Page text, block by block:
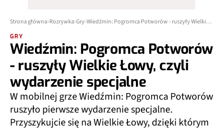
Strona główna Rozrywka Gry
GRY
Wiedźmin: Pogromca Potworów
- ruszyły Wielkie Łowy, czyli
wydarzenie specjalne
W mobilnej grze Wiedźmin: Pogromca Potworów
ruszyło pierwsze wydarzenie specjalne.
Przyszykujcie się na Wielkie Łowy, dzięki którym